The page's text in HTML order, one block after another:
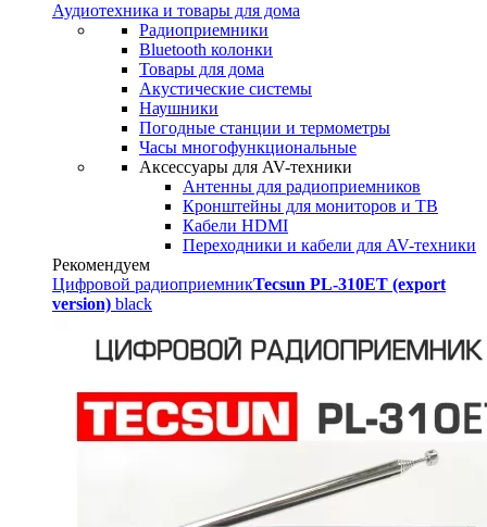
Аудиотехника и товары для дома
Радиоприемники
Bluetooth колонки
Товары для дома
Акустические системы
Наушники
Погодные станции и термометры
Часы многофункциональные
Аксессуары для AV-техники
Антенны для радиоприемников
Кронштейны для мониторов и ТВ
Кабели HDMI
Переходники и кабели для AV-техники
Рекомендуем
Цифровой радиоприемникTecsun PL-310ET (export
version) black